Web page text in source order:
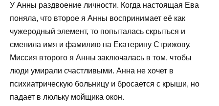
У Анны раздвоение личности. Когда настоящая Ева
поняла, что второе я Анны воспринимает её как
чужеродный элемент, то попыталась скрыться и
сменила имя и фамилию на Екатерину Стрижову.
Миссия второго я Анны заключалась в том, чтобы
люди умирали счастливыми. Анна не хочет в
психиатрическую больницу и бросается с крыши, но
падает в люльку мойщика окон.